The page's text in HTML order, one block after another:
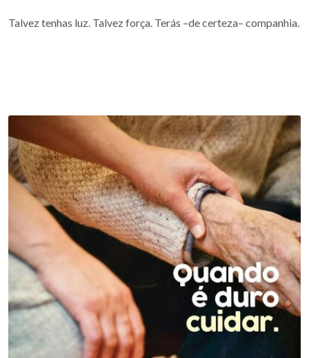
Talvez tenhas luz. Talvez força. Terás –de certeza– companhia.